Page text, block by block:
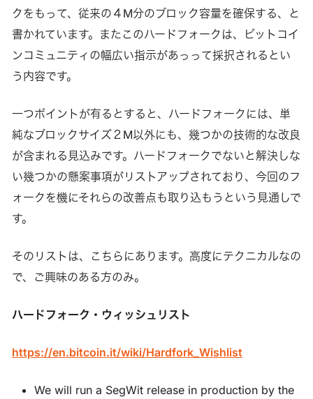
クをもって、従来の４M分のブロック容量を確保する、と
書かれています。またこのハードフォークは、ビットコイ
ンコミュニティの幅広い指示があっって採択されるとい
う内容です。
一つポイントが有るとすると、ハードフォークには、単
純なブロックサイズ２M以外にも、幾つかの技術的な改良
が含まれる見込みです。ハードフォークでないと解決しな
い幾つかの懸案事項がリストアップされており、今回のフ
ォークを機にそれらの改善点も取り込もうという見通しで
す。
そのリストは、こちらにあります。高度にテクニカルなの
で、ご興味のある方のみ。
ハードフォーク・ウィッシュリスト
https://en.bitcoin.it/wiki/Hardfork_Wishlist
We will run a SegWit release in production by the